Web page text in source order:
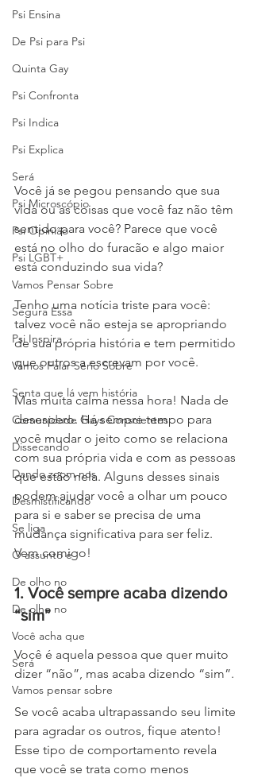
Psi Ensina
De Psi para Psi
Quinta Gay
Psi Confronta
Psi Indica
Psi Explica
Será
Psi Microscópio
Psi Opinião
Psi LGBT+
Vamos Pensar Sobre
Segura Essa
Psi Inspira
Vamos Falar Sério Sobre
Senta que lá vem história
Comunidade Gays Conscientes
Dissecando
Dando zoom nos
Desmistificando
Se liga
O assunto é
De olho no
De olho no
Você acha que
Será
Vamos pensar sobre
Você já se pegou pensando que sua
vida ou as coisas que você faz não têm
sentido para você? Parece que você
está no olho do furacão e algo maior
está conduzindo sua vida?
Tenho uma notícia triste para você:
talvez você não esteja se apropriando
de sua própria história e tem permitido
que outros a escrevam por você.
Mas muita calma nessa hora! Nada de
desespero. Há sempre tempo para
você mudar o jeito como se relaciona
com sua própria vida e com as pessoas
que estão nela. Alguns desses sinais
podem ajudar você a olhar um pouco
para si e saber se precisa de uma
mudança significativa para ser feliz.
Vem comigo!
1. Você sempre acaba dizendo
“sim”
Você é aquela pessoa que quer muito
dizer “não”, mas acaba dizendo “sim”.
Se você acaba ultrapassando seu limite
para agradar os outros, fique atento!
Esse tipo de comportamento revela
que você se trata como menos